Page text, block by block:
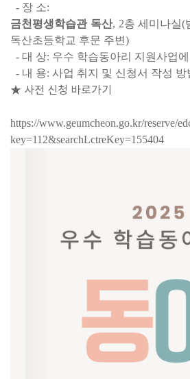
- 장 소:
금천평생학습관 독산, 2층 세미나실(
독산초등학교 후문 주변)
- 대 상: 우수 학습동아리 지원사업
- 내 용: 사업 취지 및 신청서 작성 방
★ 사전 신청 바로가기
https://www.geumcheon.go.kr/reserve/
key=112&searchLctreKey=155404